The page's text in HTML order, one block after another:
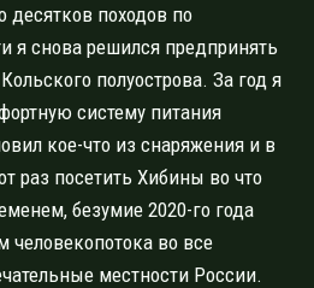
десятков походов по
я снова решился предпринять
полуострова. За год я
систему питания
кое-что из снаряжения и в
раз посетить Хибины во что
безумие 2020-го года
человекопотока во все
местности России.